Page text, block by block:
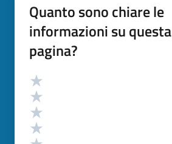
Quanto sono chiare le
informazioni su questa
pagina?
Valutazione